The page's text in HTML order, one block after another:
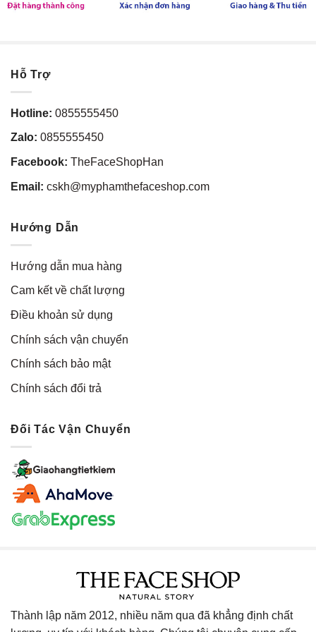
Hỗ Trợ
Hotline: 0855555450
Zalo: 0855555450
Facebook: TheFaceShopHan
Email: cskh@myphamthefaceshop.com
Hướng Dẫn
Hướng dẫn mua hàng
Cam kết về chất lượng
Điều khoản sử dụng
Chính sách vận chuyển
Chính sách bảo mật
Chính sách đổi trả
Đối Tác Vận Chuyển
Thành lập năm 2012, nhiều năm qua đã khẳng định chất